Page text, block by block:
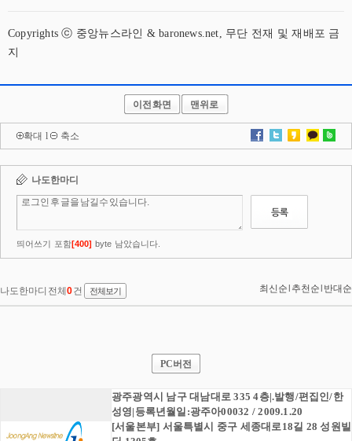
Copyrights ⓒ 중앙뉴스라인 & baronews.net, 무단 전재 및 재배포 금
지
이전화면 맨위로
확대 l 축소
PC버전
광주광역시 남구 대남대로 335 4층|.발행/편집인/한
성영|등록년월일:광주아00032 / 2009.1.20
[서울본부] 서울특별시 중구 세종대로18길 28 성원빌